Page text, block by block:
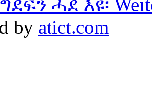
ሓደ እዩ፡
by atict.com